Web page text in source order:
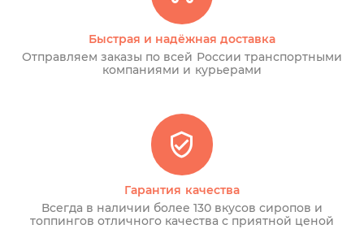
Быстрая и надёжная доставка
Отправляем заказы по всей России транспортными
компаниями и курьерами
Гарантия качества
Всегда в наличии более 130 вкусов сиропов и
топпингов отличного качества с приятной ценой